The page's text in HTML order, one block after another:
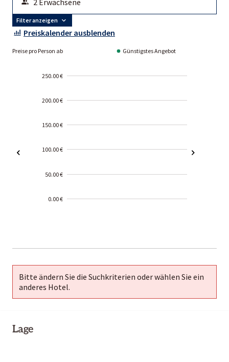
Filter anzeigen
Preiskalender ausblenden
Preise pro Person ab Günstigstes Angebot
250.00 €
200.00 €
150.00 €
100.00 €
50.00 €
0.00 €
01-02
Bitte ändern Sie die Suchkriterien oder wählen Sie ein
anderes Hotel.
Lage